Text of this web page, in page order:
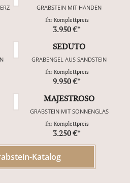
GRABSTEIN MIT HÄNDEN
Ihr Komplettpreis
3.950 €*
SEDUTO
GRABENGEL AUS SANDSTEIN
Ihr Komplettpreis
9.950 €*
MAJESTROSO
GRABSTEIN MIT SONNENGLAS
Ihr Komplettpreis
3.250 €*
Katalog